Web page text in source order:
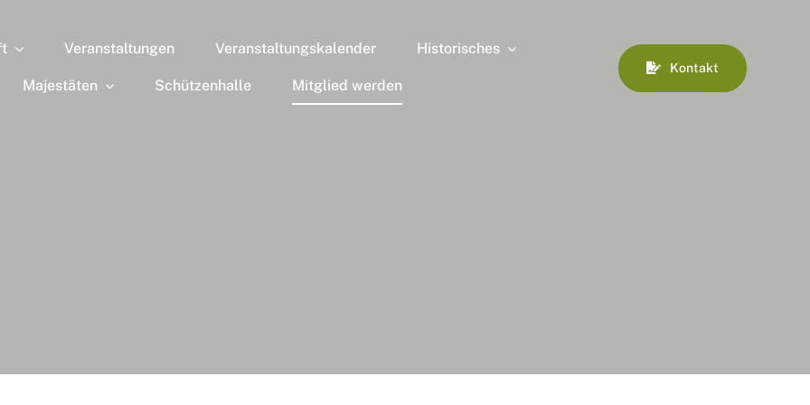
Veranstaltungen Veranstaltungskalender Historisches
Majestäten Schützenhalle Mitglied werden
Kontakt